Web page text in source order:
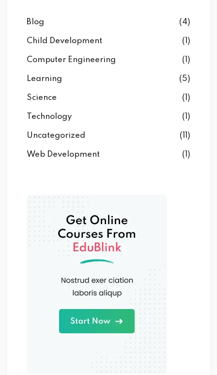
Blog (4)
Child Development (1)
Computer Engineering (1)
Learning (5)
Science (1)
Technology (1)
Uncategorized (11)
Web Development (1)